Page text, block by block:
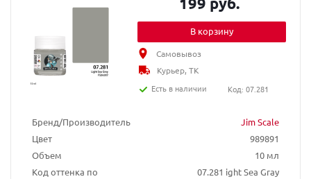
Бренд/Производитель
Jim Scale
Цвет
989891
Объем
10 мл
Код оттенка по
07.281 ight Sea Gray
В корзину
Самовывоз
Курьер, ТК
Есть в наличии
Код: 07.281